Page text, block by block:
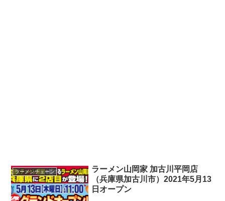
ラーメンチェーン
ラーメン山岡家 加古川平岡店
（兵庫県加古川市）2021年5月13
日オープン